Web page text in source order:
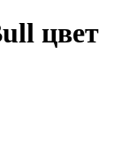
цвет